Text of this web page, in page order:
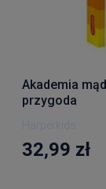
Akademia
przygoda
Harperkids
32,99 zł